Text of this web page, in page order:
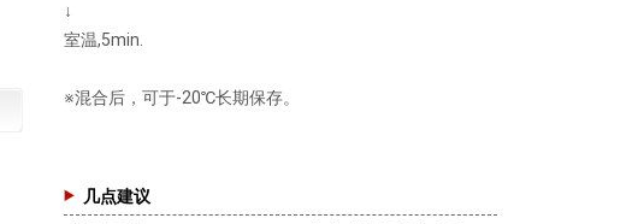
↓
室温,5min.
※混合后，可于-20℃长期保存。
几点建议